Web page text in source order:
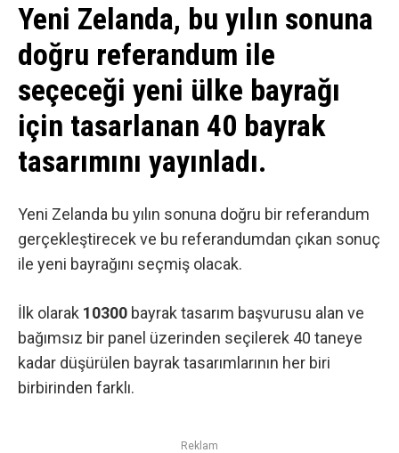
Yeni Zelanda, bu yılın sonuna
doğru referandum ile
seçeceği yeni ülke bayrağı
için tasarlanan 40 bayrak
tasarımını yayınladı.
Yeni Zelanda bu yılın sonuna doğru bir referandum
gerçekleştirecek ve bu referandumdan çıkan sonuç
ile yeni bayrağını seçmiş olacak.
İlk olarak 10300 bayraktasarım başvurusu alan ve
bağımsız bir panel üzerinden seçilerek 40 taneye
kadar düşürülen bayrak tasarımlarının her biri
birbirinden farklı.
Reklam